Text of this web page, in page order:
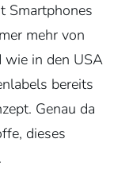
Smartphones
mehr von
wie in den USA
bereits
Genau da
dieses